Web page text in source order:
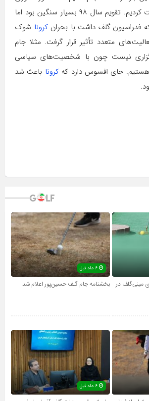
که ۸۰- ۹۰ داور تربیت کردیم. تقویم سال ۹۸ بسیار سنگین بود اما
فدراسیون گلف داشت با بحرانکرونا شوک
متعدد تأثیر قرار گرفت. مثلا جام
نیست چون با شخصیت‌های سیاسی
جای افسوس دارد کهکرونا باعث شد
مینی‌گلف در بخشنامه جام گلف حسین‌پور اعلام شد